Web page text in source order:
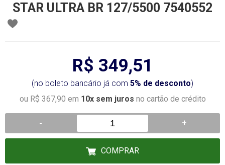
STAR ULTRA BR 127/5500 7540552
R$ 349,51
(no boleto bancário já com 5% de desconto)
ou R$ 367,90 em 10x sem juros no cartão de crédito
- +
COMPRAR